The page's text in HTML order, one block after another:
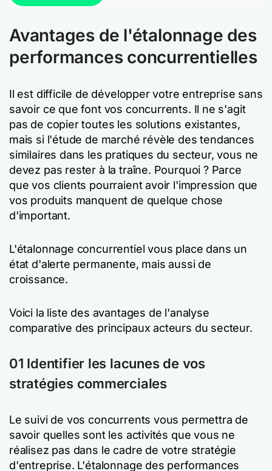
Avantages de l'étalonnage des
performances concurrentielles
Il est difficile de développer votre entreprise sans
savoir ce que font vos concurrents. Il ne s'agit
pas de copier toutes les solutions existantes,
mais si l'étude de marché révèle des tendances
similaires dans les pratiques du secteur, vous ne
devez pas rester à la traîne. Pourquoi ? Parce
que vos clients pourraient avoir l'impression que
vos produits manquent de quelque chose
d'important.
L'étalonnage concurrentiel vous place dans un
état d'alerte permanente, mais aussi de
croissance.
Voici la liste des avantages de l'analyse
comparative des principaux acteurs du secteur.
01 Identifier les lacunes de vos
stratégies commerciales
Le suivi de vos concurrents vous permettra de
savoir quelles sont les activités que vous ne
réalisez pas dans le cadre de votre stratégie
d'entreprise. L'étalonnage des performances